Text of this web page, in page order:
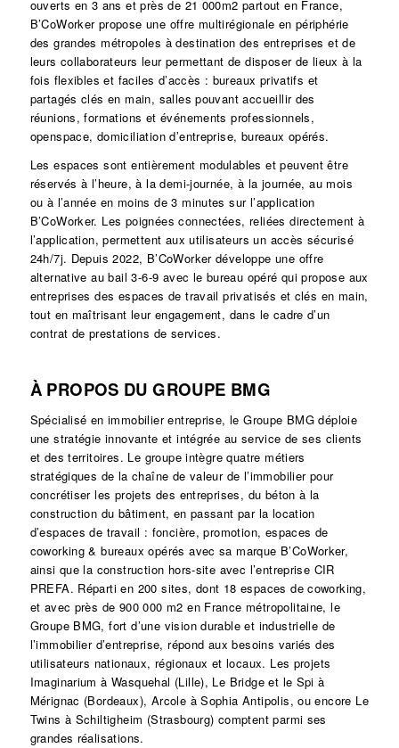
ouverts en 3 ans et près de 21 000m2 partout en France,
B’CoWorker propose une offre multirégionale en périphérie
des grandes métropoles à destination des entreprises et de
leurs collaborateurs leur permettant de disposer de lieux à la
fois flexibles et faciles d’accès : bureaux privatifs et
partagés clés en main, salles pouvant accueillir des
réunions, formations et événements professionnels,
openspace, domiciliation d’entreprise, bureaux opérés.
Les espaces sont entièrement modulables et peuvent être
réservés à l’heure, à la demi-journée, à la journée, au mois
ou à l’année en moins de 3 minutes sur l’application
B’CoWorker. Les poignées connectées, reliées directement à
l’application, permettent aux utilisateurs un accès sécurisé
24h/7j. Depuis 2022, B’CoWorker développe une offre
alternative au bail 3-6-9 avec le bureau opéré qui propose aux
entreprises des espaces de travail privatisés et clés en main,
tout en maîtrisant leur engagement, dans le cadre d’un
contrat de prestations de services.
À PROPOS DU GROUPE BMG
Spécialisé́ en immobilier entreprise, le Groupe BMG déploie
une stratégie innovante et intégrée au service de ses clients
et des territoires. Le groupe intègre quatre métiers
stratégiques de la chaîne de valeur de l’immobilier pour
concrétiser les projets des entreprises, du béton à la
construction du bâtiment, en passant par la location
d’espaces de travail : foncière, promotion, espaces de
coworking & bureaux opérés avec sa marque B’CoWorker,
ainsi que la construction hors-site avec l’entreprise CIR
PREFA. Réparti en 200 sites, dont 18 espaces de coworking,
et avec près de 900 000 m2 en France métropolitaine, le
Groupe BMG, fort d’une vision durable et industrielle de
l’immobilier d’entreprise, répond aux besoins variés des
utilisateurs nationaux, régionaux et locaux. Les projets
Imaginarium à Wasquehal (Lille), Le Bridge et le Spi à
Mérignac (Bordeaux), Arcole à Sophia Antipolis, ou encore Le
Twins à Schiltigheim (Strasbourg) comptent parmi ses
grandes réalisations.